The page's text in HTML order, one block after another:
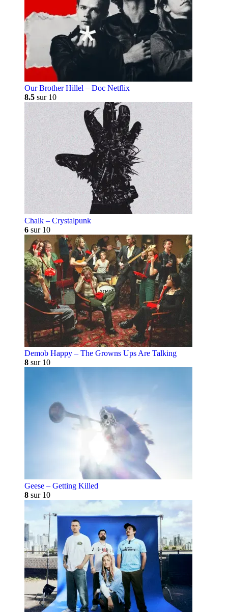
Our Brother Hillel – Doc Netflix
8.5 sur 10
Chalk – Crystalpunk
6 sur 10
Demob Happy – The Growns Ups Are Talking
8 sur 10
Geese – Getting Killed
8 sur 10